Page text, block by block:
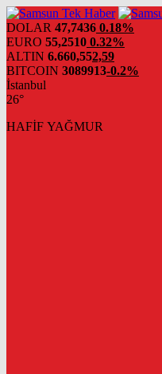
DOLAR 47,7436 0.18%
EURO 55,2510 0.32%
ALTIN 6.660,552,59
BITCOIN 3089913-0.2%
İstanbul
26°
HAFİF YAĞMUR